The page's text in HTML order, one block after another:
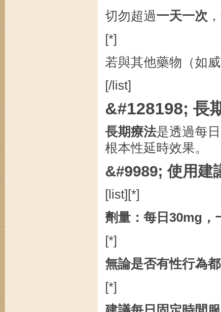
切勿超過一天一次
[*]
若與其他藥物（如
[/list]
&#128198; 長
長期療法是透過每
根本性延時效果。
&#9989; 使用建
[list][*]
劑量：每日30mg，
[*]
無論是否有性行為
[*]